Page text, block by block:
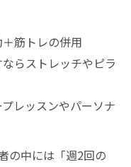
筋トレの併用
らストレッチやピラ
レッスンやパーソナ
の中には「週2回の